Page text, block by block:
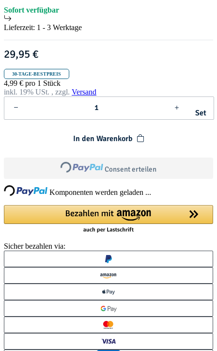
Sofort verfügbar
Lieferzeit: 1 - 3 Werktage
29,95 €
30-TAGE-BESTPREIS
4,99 € pro 1 Stück
inkl. 19% USt. , zzgl. Versand
Set
In den Warenkorb
Loading... Consent erteilen
Komponenten werden geladen ...
Sicher bezahlen via: